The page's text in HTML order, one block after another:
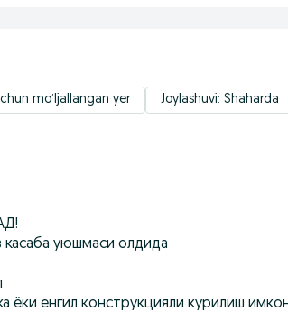
moʻljallangan yer
Joylashuvi: Shaharda
уюшмаси олдида
ёки енгил конструкцияли курилиш